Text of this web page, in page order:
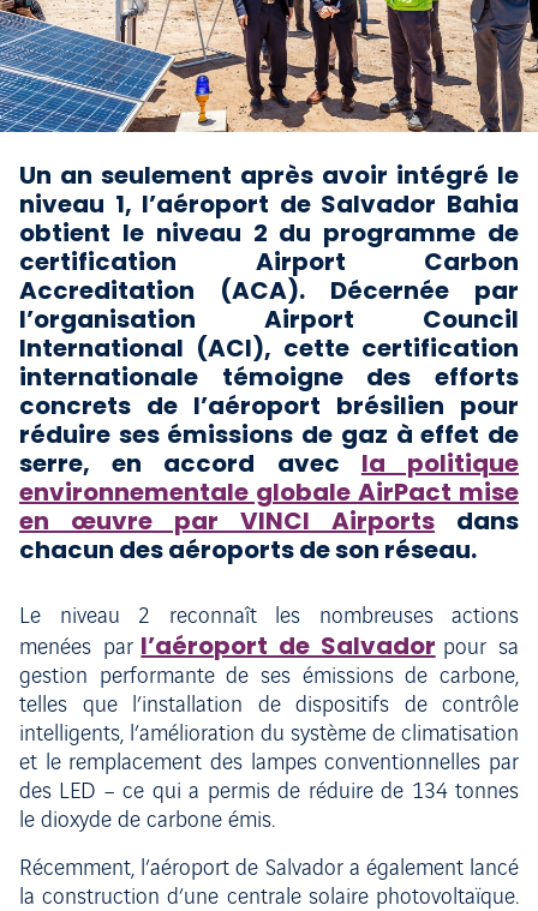
Un an seulement après avoir intégré le
niveau 1, l’aéroport de Salvador Bahia
obtient le niveau 2 du programme de
certification Airport Carbon
Accreditation (ACA). Décernée par
l’organisation Airport Council
International (ACI), cette certification
internationale témoigne des efforts
concrets de l’aéroport brésilien pour
réduire ses émissions de gaz à effet de
serre, en accord avec la politique
environnementale globale AirPact mise
en œuvre par VINCI Airports dans
chacun des aéroports de son réseau.
Le niveau 2 reconnaît les nombreuses actions
menées par l’aéroport de Salvador pour sa
gestion performante de ses émissions de carbone,
telles que l’installation de dispositifs de contrôle
intelligents, l’amélioration du système de climatisation
et le remplacement des lampes conventionnelles par
des LED – ce qui a permis de réduire de 134 tonnes
le dioxyde de carbone émis.
Récemment, l’aéroport de Salvador a également lancé
la construction d’une centrale solaire photovoltaïque.